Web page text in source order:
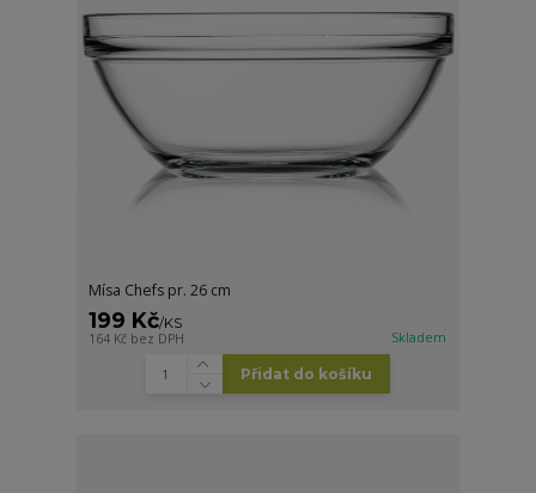
Mísa Chefs pr. 26 cm
199 Kč/KS
164 Kč bez DPH Skladem
Přidat do košíku